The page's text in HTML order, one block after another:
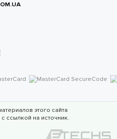
этого сайта
ссылкой на источник.